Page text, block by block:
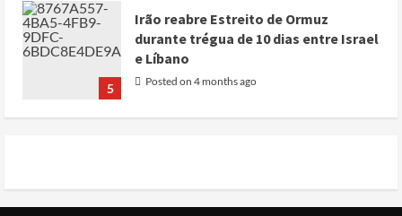
5
Irão reabre Estreito de Ormuz
durante trégua de 10 dias entre Israel
e Líbano
Posted on 4 months ago
1
Posted on 3 months ago